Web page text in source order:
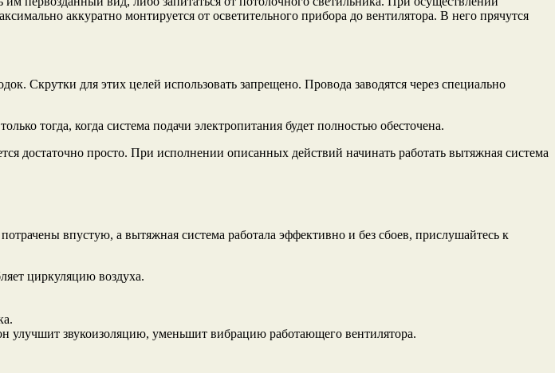
аккуратно монтируется от осветительного прибора до вентилятора. В него прячутся
Скрутки для этих целей использовать запрещено. Провода заводятся через специально
тогда, когда система подачи электропитания будет полностью обесточена.
достаточно просто. При исполнении описанных действий начинать работать вытяжная система
впустую, а вытяжная система работала эффективно и без сбоев, прислушайтесь к
циркуляцию воздуха.
улучшит звукоизоляцию, уменьшит вибрацию работающего вентилятора.